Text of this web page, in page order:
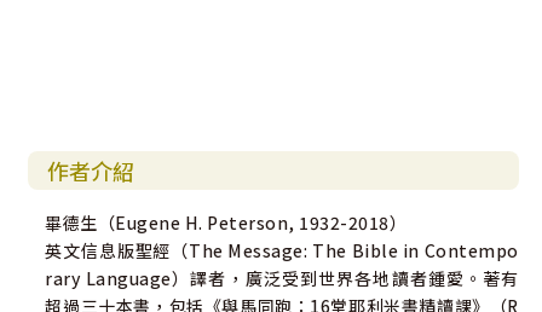
作者介紹
畢德生（Eugene H. Peterson, 1932-2018）
英文信息版聖經（The Message: The Bible in Contempo
rary Language）譯者，廣泛受到世界各地讀者鍾愛。著有
超過三十本書，包括《與馬同跑：16堂耶利米書精讀課》（R